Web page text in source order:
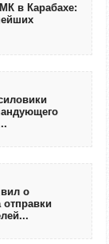
в Карабахе:
о
отправки